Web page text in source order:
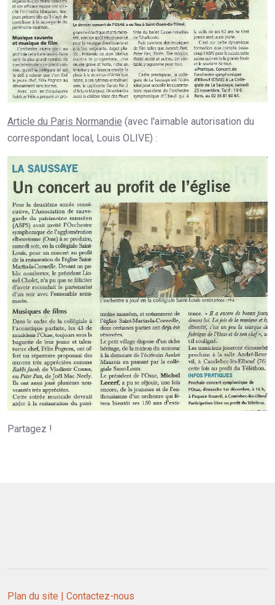
Article du Paris Normandie (avec l'aimable autorisation du
correspondant local, Louis OLIVE) :
Partagez !
Plan du site | Contactez-nous